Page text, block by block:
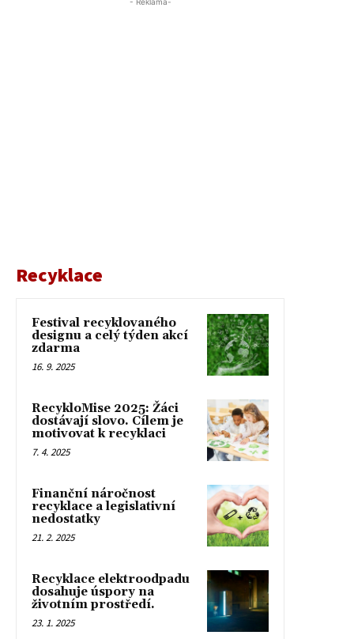
Recyklace
Festival recyklovaného
designu a celý týden akcí
zdarma
16. 9. 2025
RecykloMise 2025: Žáci
dostávají slovo. Cílem je
motivovat k recyklaci
7. 4. 2025
Finanční náročnost
recyklace a legislativní
nedostatky
21. 2. 2025
Recyklace elektroodpadu
dosahuje úspory na
životním prostředí.
23. 1. 2025